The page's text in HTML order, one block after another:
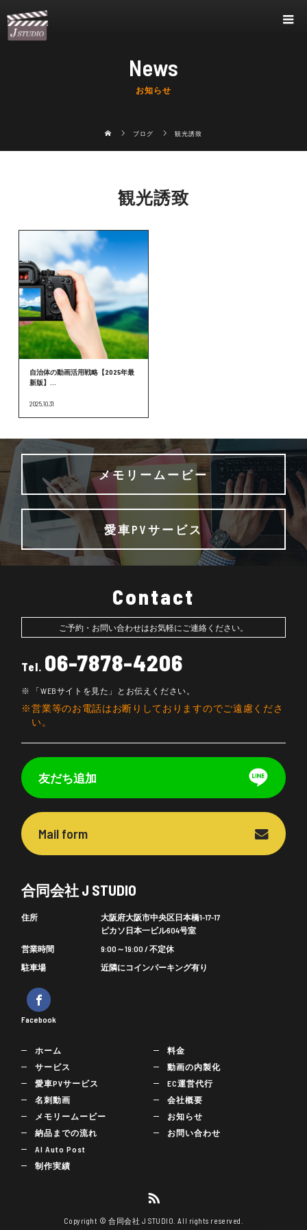
News
お知らせ
ブログ 観光誘致
観光誘致
自治体の動画活用戦略【2025年最
新版】...
2025.10.31
メモリームービー
愛車PVサービス
Contact
ご予約・お問い合わせはお気軽にご連絡ください。
Tel. 06-7878-4206
「WEBサイトを見た」とお伝えください。
営業等のお電話はお断りしておりますのでご遠慮くださ
い。
友だち追加
Mail form
合同会社 J STUDIO
住所
大阪府大阪市中央区日本橋1-17-17
ピカソ日本一ビル604号室
営業時間
9:00～19:00 / 不定休
駐車場
近隣にコインパーキング有り
Facebook
ホーム
サービス
愛車PVサービス
名刺動画
メモリームービー
納品までの流れ
AI Auto Post
制作実績
料金
動画の内製化
EC運営代行
会社概要
お知らせ
お問い合わせ
Copyright © 合同会社 J STUDIO. All rights reserved.